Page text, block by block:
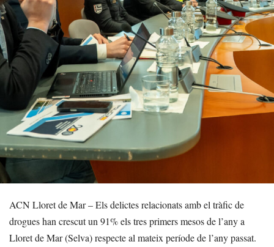
ACN Lloret de Mar – Els delictes relacionats amb el tràfic de
drogues han crescut un 91% els tres primers mesos de l’any a
Lloret de Mar (Selva) respecte al mateix període de l’any passat.